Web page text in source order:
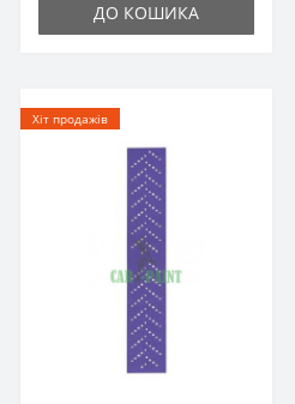
ДО КОШИКА
Хіт продажів